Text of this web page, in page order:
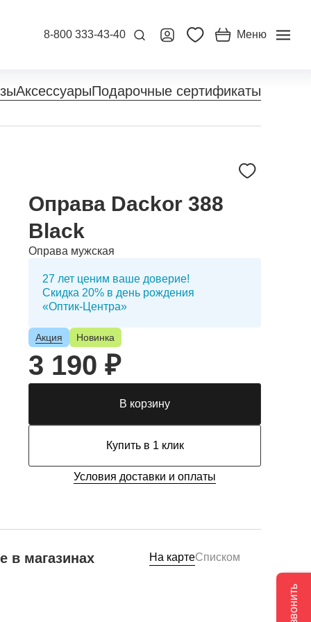
8-800 333-43-40 Меню
АксессуарыПодарочные сертификаты
Оправа Dackor 388
Black
Оправа мужская
27 лет ценим ваше доверие!
Скидка 20% в день рождения
«Оптик-Центра»
Акция Новинка
3 190 ₽
В корзину
Купить в 1 клик
Условия доставки и оплаты
в магазинах На картеСписком
Позвонить